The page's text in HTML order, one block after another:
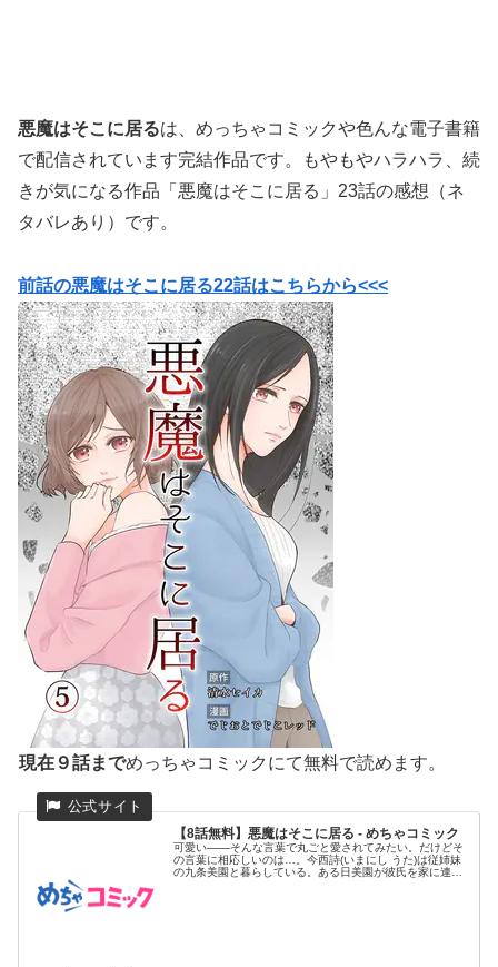
悪魔はそこに居るは、めっちゃコミックや色んな電子書籍
で配信されています完結作品です。もやもやハラハラ、続
きが気になる作品「悪魔はそこに居る」23話の感想（ネ
タバレあり）です。
前話の悪魔はそこに居る22話はこちらから<<<
現在９話までめっちゃコミックにて無料で読めます。
【8話無料】悪魔はそこに居る - めちゃコミック
可愛い───そんな言葉で丸ごと愛されてみたい。だけどそ
の言葉に相応しいのは…。今西詩(いまにし うた)は従姉妹
の九条美園と暮らしている。ある日美園が彼氏を家に連れ